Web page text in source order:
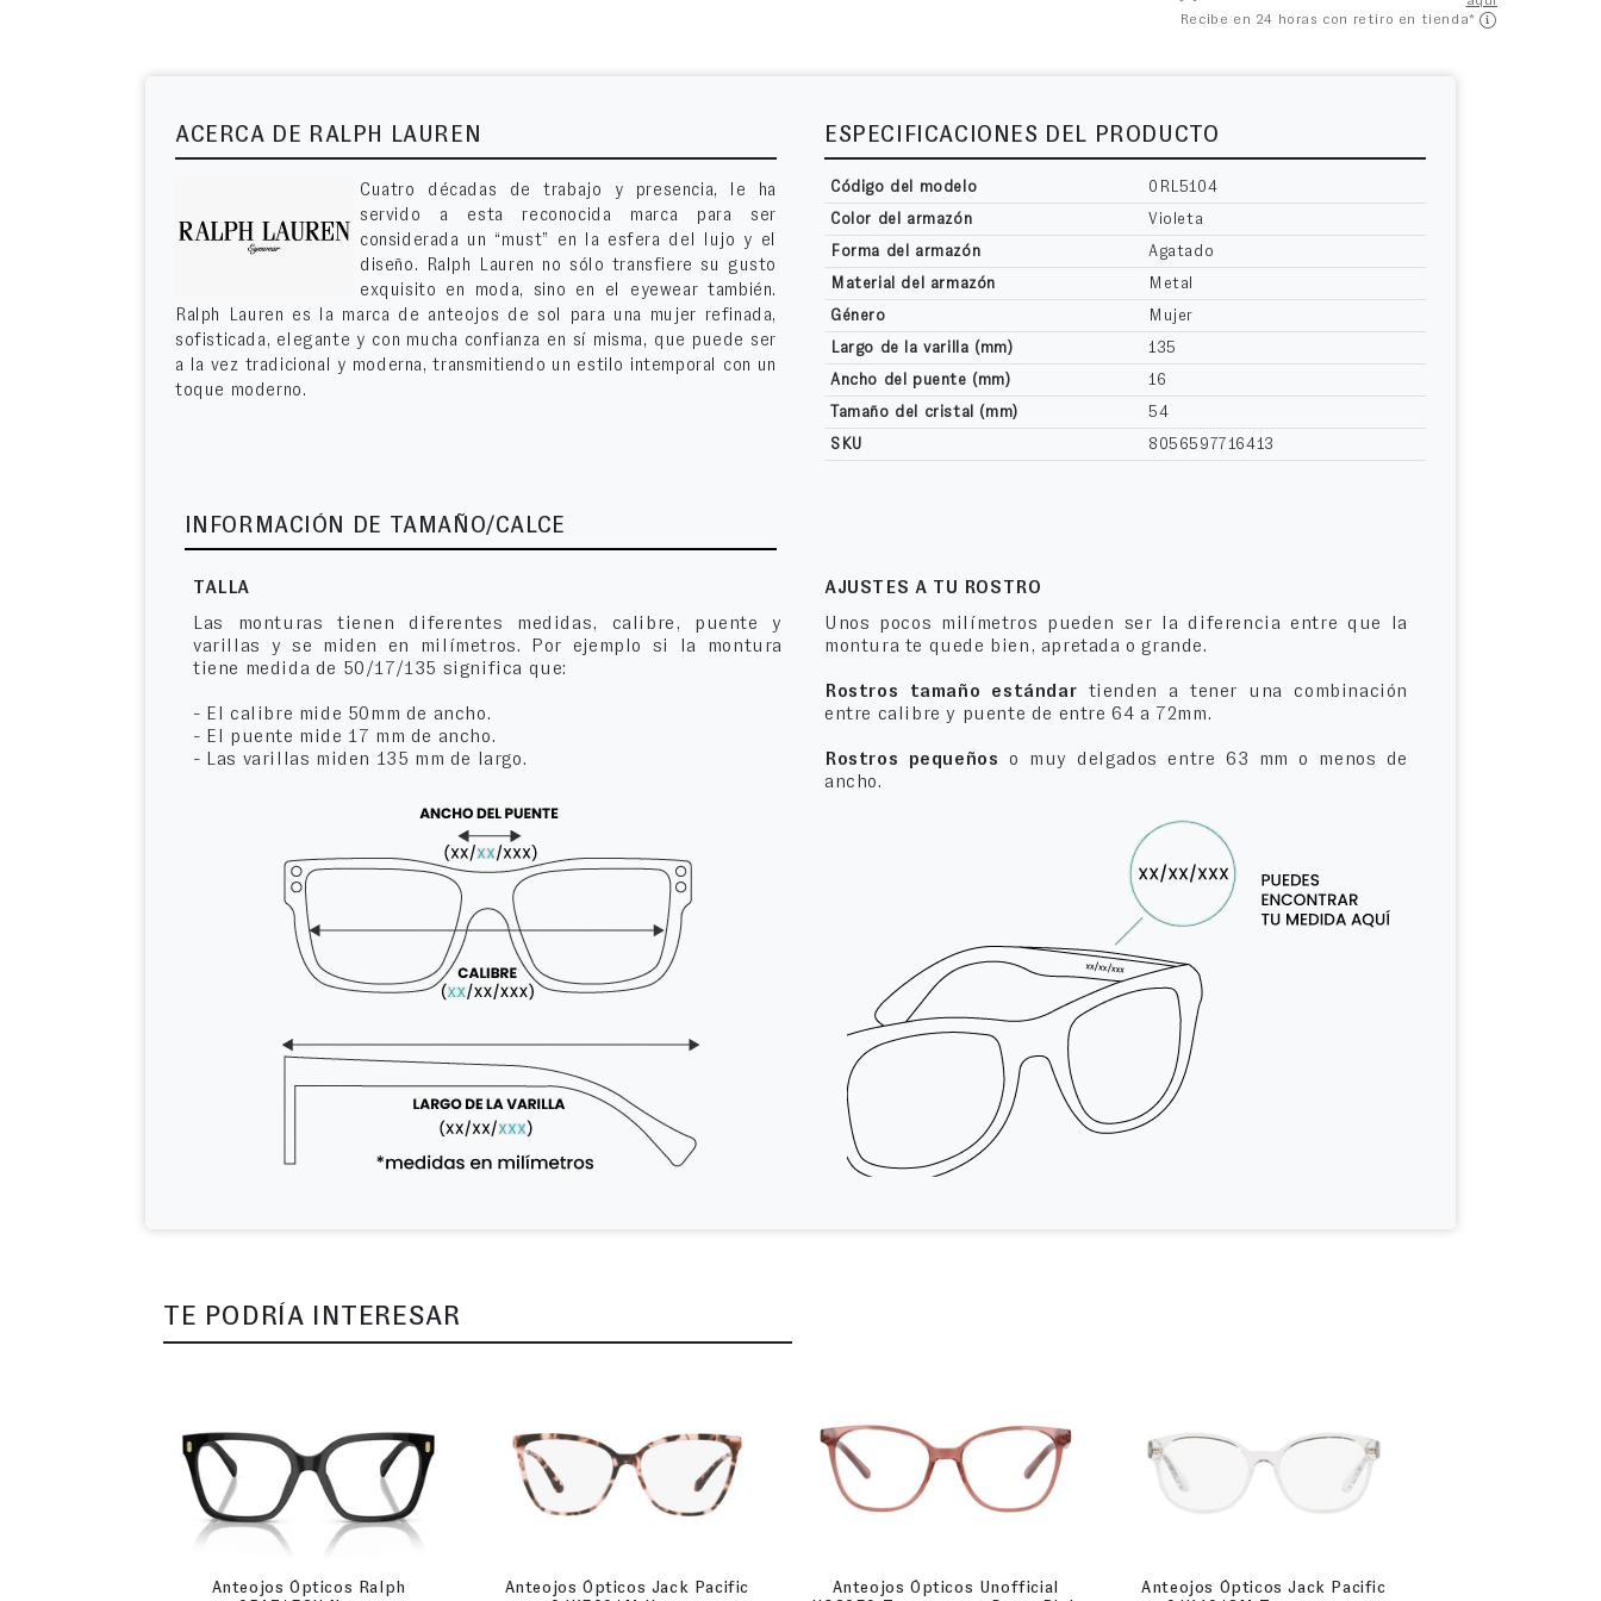
Recibe en 24 horas con retiro en tienda*
ACERCA DE RALPH LAUREN
Cuatro décadas de trabajo y presencia, le ha
servido a esta reconocida marca para ser
considerada un “must” en la esfera del lujo y el
diseño. Ralph Lauren no sólo transfiere su gusto
exquisito en moda, sino en el eyewear también.
Ralph Lauren es la marca de anteojos de sol para una mujer refinada,
sofisticada, elegante y con mucha confianza en sí misma, que puede ser
a la vez tradicional y moderna, transmitiendo un estilo intemporal con un
toque moderno.
ESPECIFICACIONES DEL PRODUCTO
Código del modelo
0RL5104
Color del armazón
Violeta
Forma del armazón
Agatado
Material del armazón
Metal
Género
Mujer
Largo de la varilla (mm)
135
Ancho del puente (mm)
16
Tamaño del cristal (mm)
54
SKU
8056597716413
INFORMACIÓN DE TAMAÑO/CALCE
TALLA
Las monturas tienen diferentes medidas, calibre, puente y
varillas y se miden en milímetros. Por ejemplo si la montura
tiene medida de 50/17/135 significa que:
- El calibre mide 50mm de ancho.
- El puente mide 17 mm de ancho.
- Las varillas miden 135 mm de largo.
AJUSTES A TU ROSTRO
Unos pocos milímetros pueden ser la diferencia entre que la
montura te quede bien, apretada o grande.
Rostros tamaño estándar tienden a tener una combinación
entre calibre y puente de entre 64 a 72mm.
Rostros pequeños o muy delgados entre 63 mm o menos de
ancho.
TE PODRÍA INTERESAR
Anteojos Ópticos Ralph
Anteojos Ópticos Jack Pacific
Anteojos Ópticos Unofficial
Anteojos Ópticos Jack Pacific